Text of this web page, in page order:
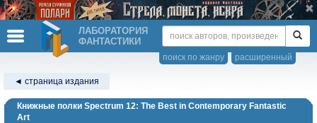
ЛАБОРАТОРИЯ
ФАНТАСТИКИ
расширенный
поиск по жанру
◄ страница издания
Книжные полки Spectrum 12: The Best in Contemporary Fantastic
Art